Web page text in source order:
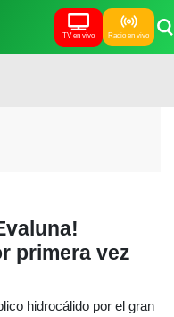
TV en vivo Radio en vivo
primera vez
hidrocálido por el gran